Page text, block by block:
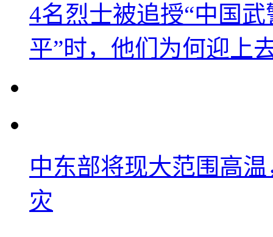
4名烈士被追授“中国
平”时，他们为何迎上
中东部将现大范围高
灾